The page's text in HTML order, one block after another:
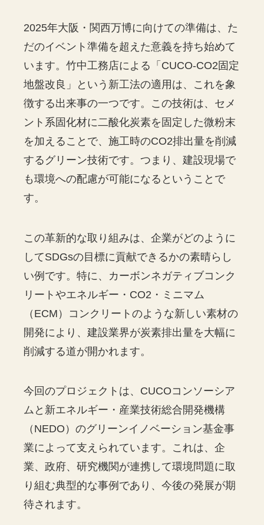
2025年大阪・関西万博に向けての準備は、た
だのイベント準備を超えた意義を持ち始めて
います。竹中工務店による「CUCO-CO2固定
地盤改良」という新工法の適用は、これを象
徴する出来事の一つです。この技術は、セメ
ント系固化材に二酸化炭素を固定した微粉末
を加えることで、施工時のCO2排出量を削減
するグリーン技術です。つまり、建設現場で
も環境への配慮が可能になるということで
す。
この革新的な取り組みは、企業がどのように
してSDGsの目標に貢献できるかの素晴らし
い例です。特に、カーボンネガティブコンク
リートやエネルギー・CO2・ミニマム
（ECM）コンクリートのような新しい素材の
開発により、建設業界が炭素排出量を大幅に
削減する道が開かれます。
今回のプロジェクトは、CUCOコンソーシア
ムと新エネルギー・産業技術総合開発機構
（NEDO）のグリーンイノベーション基金事
業によって支えられています。これは、企
業、政府、研究機関が連携して環境問題に取
り組む典型的な事例であり、今後の発展が期
待されます。